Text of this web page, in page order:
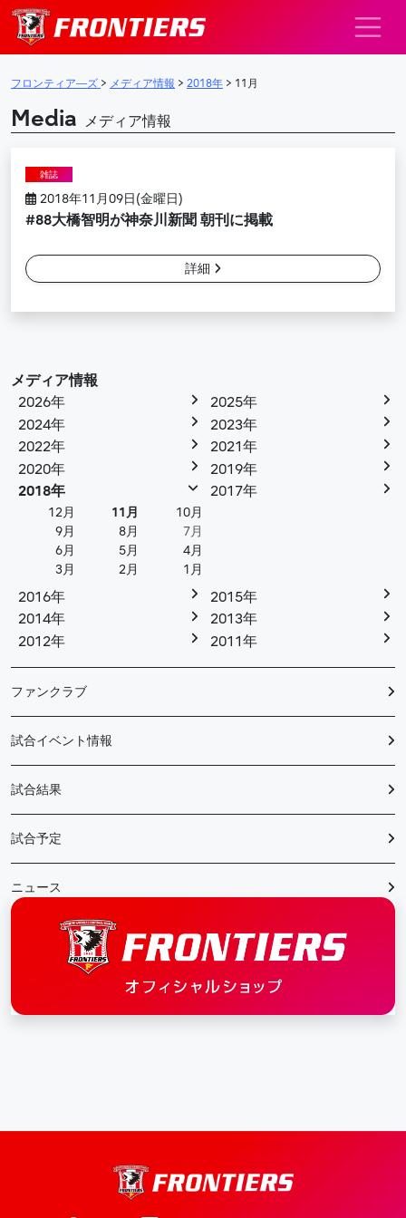
メインナビゲーション
フロンティア―ズ > メディア情報 > 2018年 > 11月
Media メディア情報
雑誌
2018年11月09日(金曜日)
#88大橋智明が神奈川新聞 朝刊に掲載
詳細
メディア情報
2026年
2025年
2024年
2023年
2022年
2021年
2020年
2019年
2018年
12月 11月
10月
9月
8月
7月
6月
5月
4月
3月
2月 1月
2017年
2016年
2015年
2014年
2013年
2012年
2011年
ファンクラブ
試合イベント情報
試合結果
試合予定
ニュース